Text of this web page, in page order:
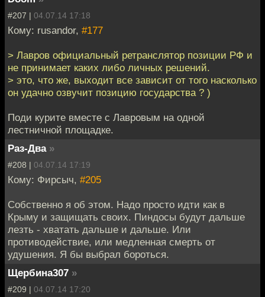
#207 | 04.07.14 17:18
Кому: rusandor, #177
> Лавров официальный ретранслятор позиции РФ и
не принимает каких либо личных решений.
> это, что же, выходит все зависит от того насколько
он удачно озвучит позицию государства ? )
Поди курите вместе с Лавровым на одной
лестничной площадке.
Раз-Два »
#208 | 04.07.14 17:19
Кому: Фирсыч, #205
Собственно я об этом. Надо просто идти как в
Крыму и защищать своих. Пиндосы будут дальше
лезть - хватать дальше и дальше. Или
противодействие, или медленная смерть от
удушения. Я бы выбрал бороться.
Щербина307 »
#209 | 04.07.14 17:20